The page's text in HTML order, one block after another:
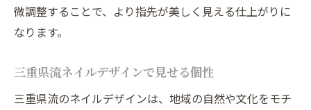
微調整することで、より指先が美しく見える仕上がりに
なります。
三重県流ネイルデザインで見せる個性
三重県流のネイルデザインは、地域の自然や文化をモチ